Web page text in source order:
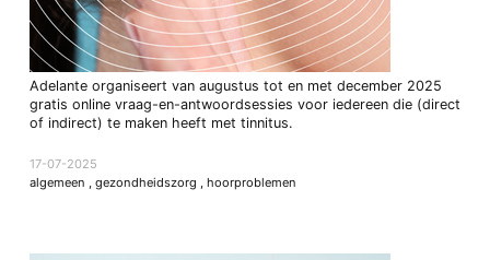
Adelante organiseert van augustus tot en met december 2025
gratis online vraag-en-antwoordsessies voor iedereen die (direct
of indirect) te maken heeft met tinnitus.
17-07-2025
algemeen , gezondheidszorg , hoorproblemen